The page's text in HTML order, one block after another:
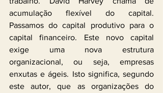
acumulação flexível do capital.
Passamos do capital produtivo para o
capital financeiro. Este novo capital
exige uma nova estrutura
organizacional, ou seja, empresas
enxutas e ágeis. Isto significa, segundo
este autor, que as organizações do